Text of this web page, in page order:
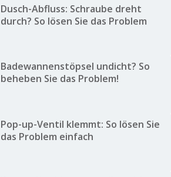
Dusch-Abfluss: Schraube dreht
durch? So lösen Sie das Problem
Badewannenstöpsel undicht? So
beheben Sie das Problem!
Pop-up-Ventil klemmt: So lösen Sie
das Problem einfach